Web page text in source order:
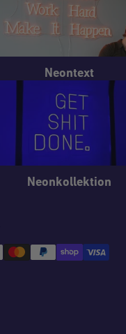
Neontext
Neonkollektion